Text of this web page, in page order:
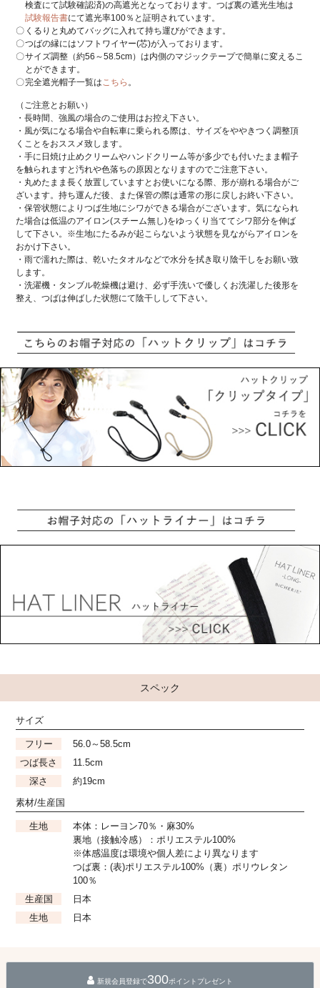
検査にて試験確認済)の高遮光となっております。つば裏の遮光生地は
試験報告書にて遮光率100％と証明されています。
くるりと丸めてバッグに入れて持ち運びができます。
つばの縁にはソフトワイヤー(芯)が入っております。
サイズ調整（約56～58.5cm）は内側のマジックテープで簡単に変えるこ
とができます。
完全遮光帽子一覧はこちら 。
（ご注意とお願い）
・長時間、強風の場合のご使用はお控え下さい。
・風が気になる場合や自転車に乗られる際は、サイズをややきつく調整頂
くことをおススメ致します。
・手に日焼け止めクリームやハンドクリーム等が多少でも付いたまま帽子
を触られますと汚れや色落ちの原因となりますのでご注意下さい。
・丸めたまま長く放置していますとお使いになる際、形が崩れる場合がご
ざいます。持ち運んだ後、また保管の際は通常の形に戻しお終い下さい。
・保管状態によりつば生地にシワができる場合がございます。気になられ
た場合は低温のアイロン(スチーム無し)をゆっくり当ててシワ部分を伸ば
して下さい。※生地にたるみが起こらないよう状態を見ながらアイロンを
おかけ下さい。
・雨で濡れた際は、乾いたタオルなどで水分を拭き取り陰干しをお願い致
します。
・洗濯機・タンブル乾燥機は避け、必ず手洗いで優しくお洗濯した後形を
整え、つばは伸ばした状態にて陰干しして下さい。
スペック
サイズ
フリー
56.0～58.5cm
つば長さ
11.5cm
深さ
約19cm
素材/生産国
生地
本体：レーヨン70％・麻30%
裏地（接触冷感）：ポリエステル100%
※体感温度は環境や個人差により異なります
つば裏：(表)ポリエステル100%（裏）ポリウレタン
100％
生産国
日本
生地
日本
新規会員登録で300ポイントプレゼント